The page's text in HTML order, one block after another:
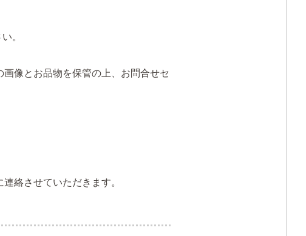
。
像とお品物を保管の上、お問合せセ
絡させていただきます。